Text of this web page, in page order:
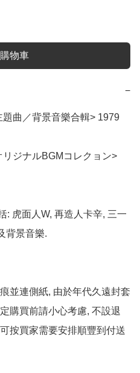
物車
−
曲／背景音樂合輯> 1979
ジナルBGMコレクョン>
: 虎面人W, 再造人卡辛, 三一
背景音樂.
並連側紙, 由於年代久遠封套
購買前請小心考慮, 不設退
按買家需要安排順豐到付送